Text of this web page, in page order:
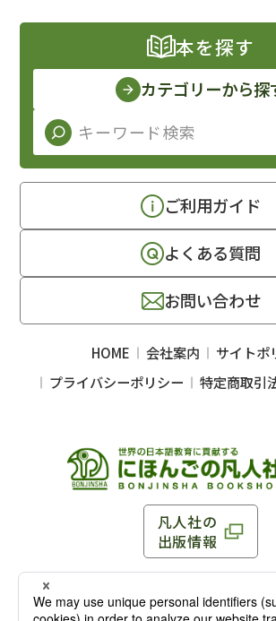
凡人社の
出版情報
〒102-0093 東京都千代田区平河町 1-3-
TEL：03-3263-3959／FAX：03-3263-
本を探す
カテゴリーから探
ご利用ガイド
よくある質問
お問い合わせ
HOME 会社案内
サイトポ
プライバシーポリシー
特定商取引